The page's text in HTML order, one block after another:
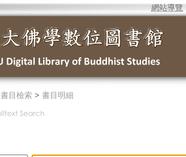
網站導覽
書目檢索 > 書目明細